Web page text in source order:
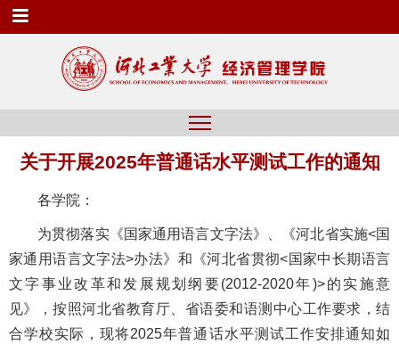
关于开展2025年普通话水平测试工作的通知
各学院：
为贯彻落实《国家通用语言文字法》、《河北省实施<国
家通用语言文字法>办法》和《河北省贯彻<国家中长期语言
文字事业改革和发展规划纲要(2012-2020年)>的实施意
见》，按照河北省教育厅、省语委和语测中心工作要求，结
合学校实际，现将2025年普通话水平测试工作安排通知如